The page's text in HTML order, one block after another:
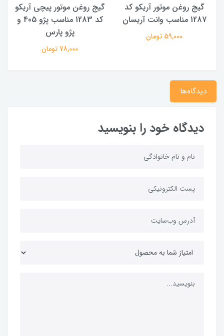
گیج روغن موتور آریکو کد
1287 مناسب وانت آریسان
59,000 تومان
گیج روغن موتور پیچی آریکو
کد 1283 مناسب پژو 405 و
پژو پارس
78,000 تومان
دیدگاه‌ها
دیدگاه خود را بنویسید